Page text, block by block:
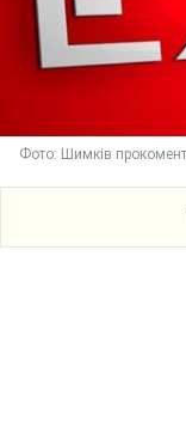
Фото: Шимків